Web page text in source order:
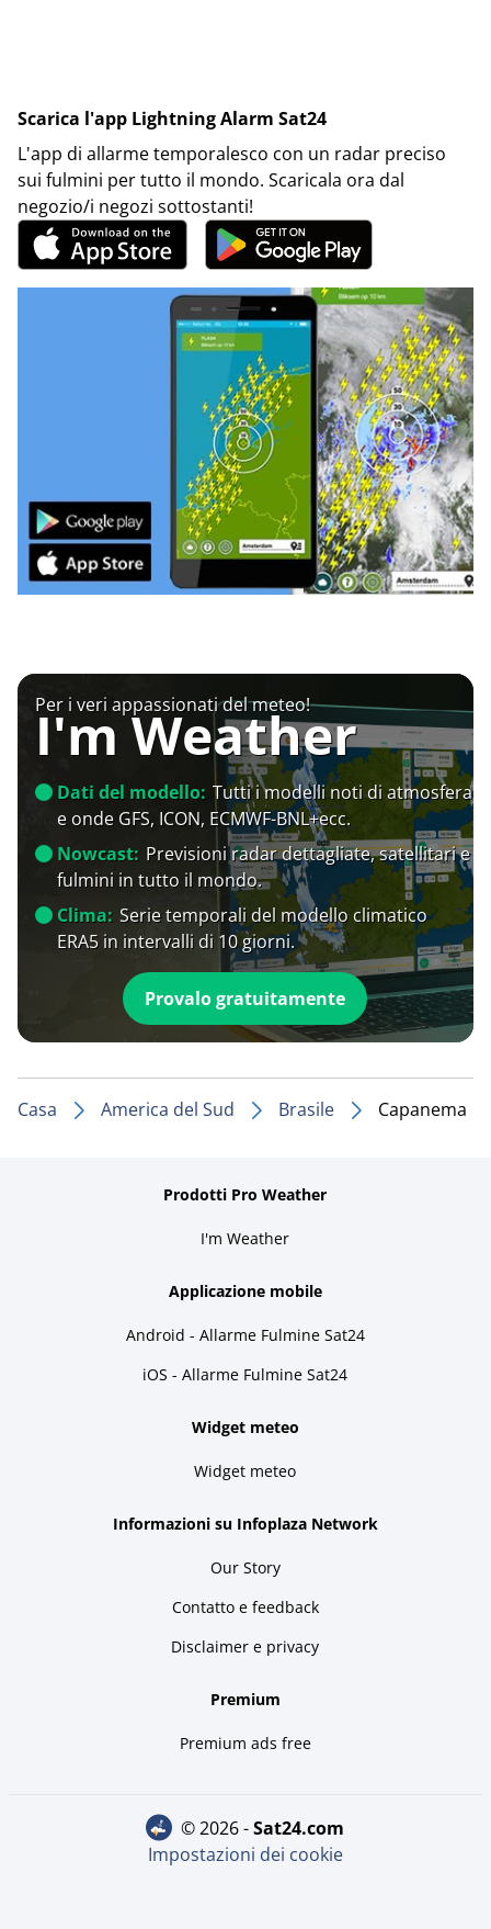
Scarica l'app Lightning Alarm Sat24
L'app di allarme temporalesco con un radar preciso
sui fulmini per tutto il mondo. Scaricala ora dal
negozio/i negozi sottostanti!
Per i veri appassionati del meteo!
I'm Weather
Dati del modello: Tutti i modelli noti di atmosfera
e onde GFS, ICON, ECMWF-BNL+ecc.
Nowcast: Previsioni radar dettagliate, satellitari e
fulmini in tutto il mondo.
Clima: Serie temporali del modello climatico
ERA5 in intervalli di 10 giorni.
Provalo gratuitamente
Casa America del Sud Brasile Capanema
Prodotti Pro Weather
I'm Weather
Applicazione mobile
Android - Allarme Fulmine Sat24
iOS - Allarme Fulmine Sat24
Widget meteo
Widget meteo
Informazioni su Infoplaza Network
Our Story
Contatto e feedback
Disclaimer e privacy
Premium
Premium ads free
© 2026 - sat24.com
Impostazioni dei cookie